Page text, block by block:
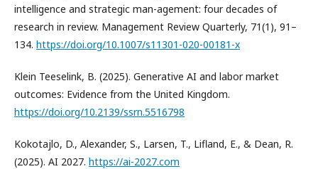
intelligence and strategic man-agement: four decades of
research in review. Management Review Quarterly, 71(1), 91–
134. https://doi.org/10.1007/s11301-020-00181-x
Klein Teeselink, B. (2025). Generative AI and labor market
outcomes: Evidence from the United Kingdom.
https://doi.org/10.2139/ssrn.5516798
Kokotajlo, D., Alexander, S., Larsen, T., Lifland, E., & Dean, R.
(2025). AI 2027. https://ai-2027.com